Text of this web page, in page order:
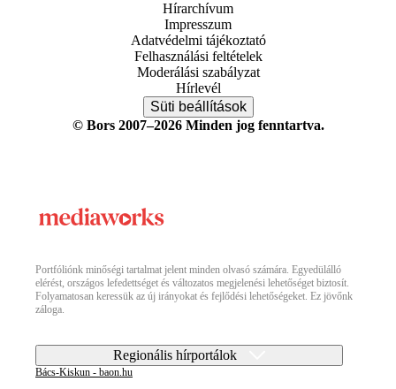
Hírarchívum
Impresszum
Adatvédelmi tájékoztató
Felhasználási feltételek
Moderálási szabályzat
Hírlevél
Süti beállítások
© Bors 2007–2026 Minden jog fenntartva.
Portfóliónk minőségi tartalmat jelent minden olvasó számára. Egyedülálló
elérést, országos lefedettséget és változatos megjelenési lehetőséget biztosít.
Folyamatosan keressük az új irányokat és fejlődési lehetőségeket. Ez jövőnk
záloga.
Regionális hírportálok
Bács-Kiskun - baon.hu